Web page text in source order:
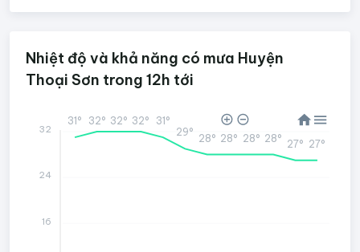
Nhiệt độ và khả năng có mưa Huyện
Thoại Sơn trong 12h tới
31° 32° 32° 32°
31°
29° 28° 28° 28° 28° 27° 27°
32
24
16